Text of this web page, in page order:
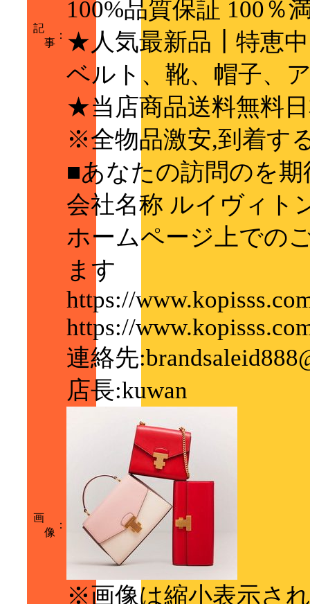
記
事
：
100%品質保証 100％
★人気最新品┃特恵
ベルト、靴、帽子、
★当店商品送料無料
※全物品激安,到着す
■あなたの訪問のを
会社名称 ルイヴィト
ホームページ上での
ます
https://
https://
連絡先
店長:kuwan
画
像
：
※画像は縮小表示さ